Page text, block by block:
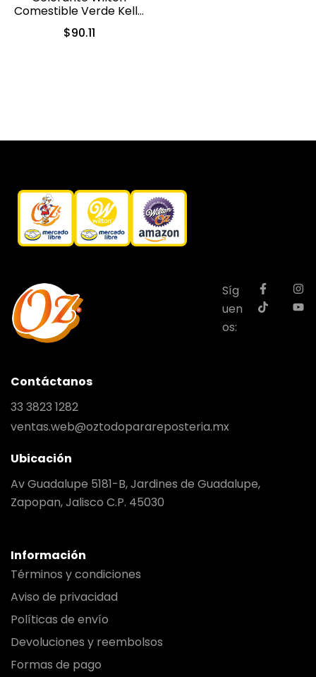
Comestible Verde Kelly
28.3gr. (04-0-0046)
$90.11
Síg
uen
os:
Contáctanos
33 3823 1282
ventas.web@oztodoparareposteria.mx
Ubicación
Av Guadalupe 5181-B, Jardines de Guadalupe,
Zapopan, Jalisco C.P. 45030
Información
Términos y condiciones
Aviso de privacidad
Políticas de envío
Devoluciones y reembolsos
Formas de pago